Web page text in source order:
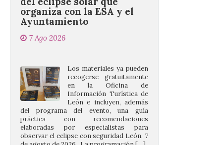
7 Ago 2026
en la Oficina de
Información Turística de
León e incluyen, además
del programa del evento, una guía
práctica con recomendaciones
elaboradas por especialistas para
observar el eclipse con seguridad León, 7
de agosto de 2026. La programación […]